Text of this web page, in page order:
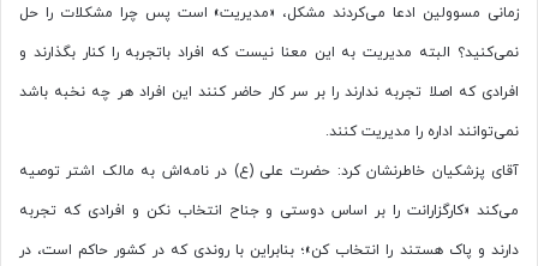
زمانی مسوولین ادعا می‌کردند مشکل، «مدیریت» است پس چرا مشکلات را حل
نمی‌کنید؟ البته مدیریت به این معنا نیست که افراد باتجربه را کنار بگذارند و
افرادی که اصلا تجربه ندارند را بر سر کار حاضر کنند این افراد هر چه نخبه باشد
نمی‌توانند اداره را مدیریت کنند.
آقای پزشکیان خاطرنشان کرد: حضرت علی (ع) در نامه‌اش به مالک اشتر توصیه
می‌کند «کارگزارانت را بر اساس دوستی و جناح انتخاب نکن و افرادی که تجربه
دارند و پاک هستند را انتخاب کن»؛ بنابراین با روندی که در کشور حاکم است، در